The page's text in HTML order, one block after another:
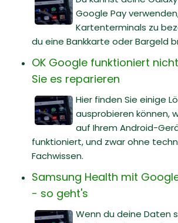
Google Pay
Kartenterminals zu
du eine Bankkarte oder Bargeld
OK Google funktioniert
Sie es reparieren
Hier finden Sie einige
ausprobieren können,
auf Ihrem Android-
funktioniert, und zwar ohne
Fachwissen.
Samsung Health mit
- so geht's
Wenn du deine Daten